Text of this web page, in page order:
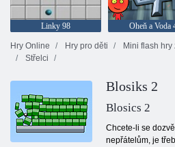
Linky 98 Oheň a Voda
Hry Online
Hry pro děti Mini flash hry
Střelci
Blosiks 2
Blosics 2
Chcete-li se
nepřátelům, je